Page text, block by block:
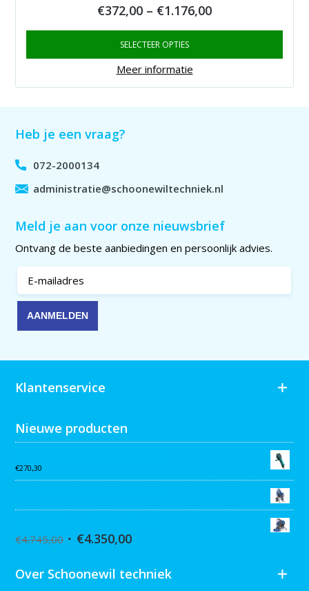
€372,00 – €1.176,00Price
range:
€1.176,00
SELECTEER OPTIES
Meer informatie
Heb je een vraag?
072-2000134
administratie@schoonewiltechniek.nl
Meld je aan voor onze nieuwsbrief
Ontvang de beste aanbiedingen en persoonlijk advies.
Klantenservice
Nieuwe producten
€270,30
€4.745,00 €4.350,00
Over Schoonewil techniek